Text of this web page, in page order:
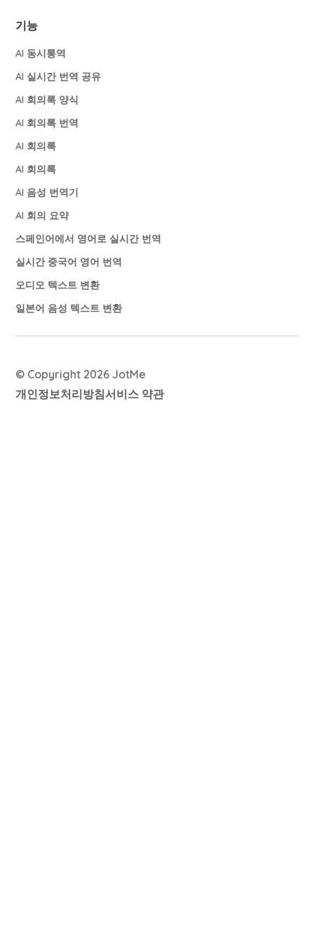
기능
AI 동시통역
AI 실시간 번역 공유
AI 회의록 양식
AI 회의록 번역
AI 회의록
AI 회의록
AI 음성 번역기
AI 회의 요약
스페인어에서 영어로 실시간 번역
실시간 중국어 영어 번역
오디오 텍스트 변환
일본어 음성 텍스트 변환
© Copyright 2026 JotMe
개인정보처리방침서비스 약관